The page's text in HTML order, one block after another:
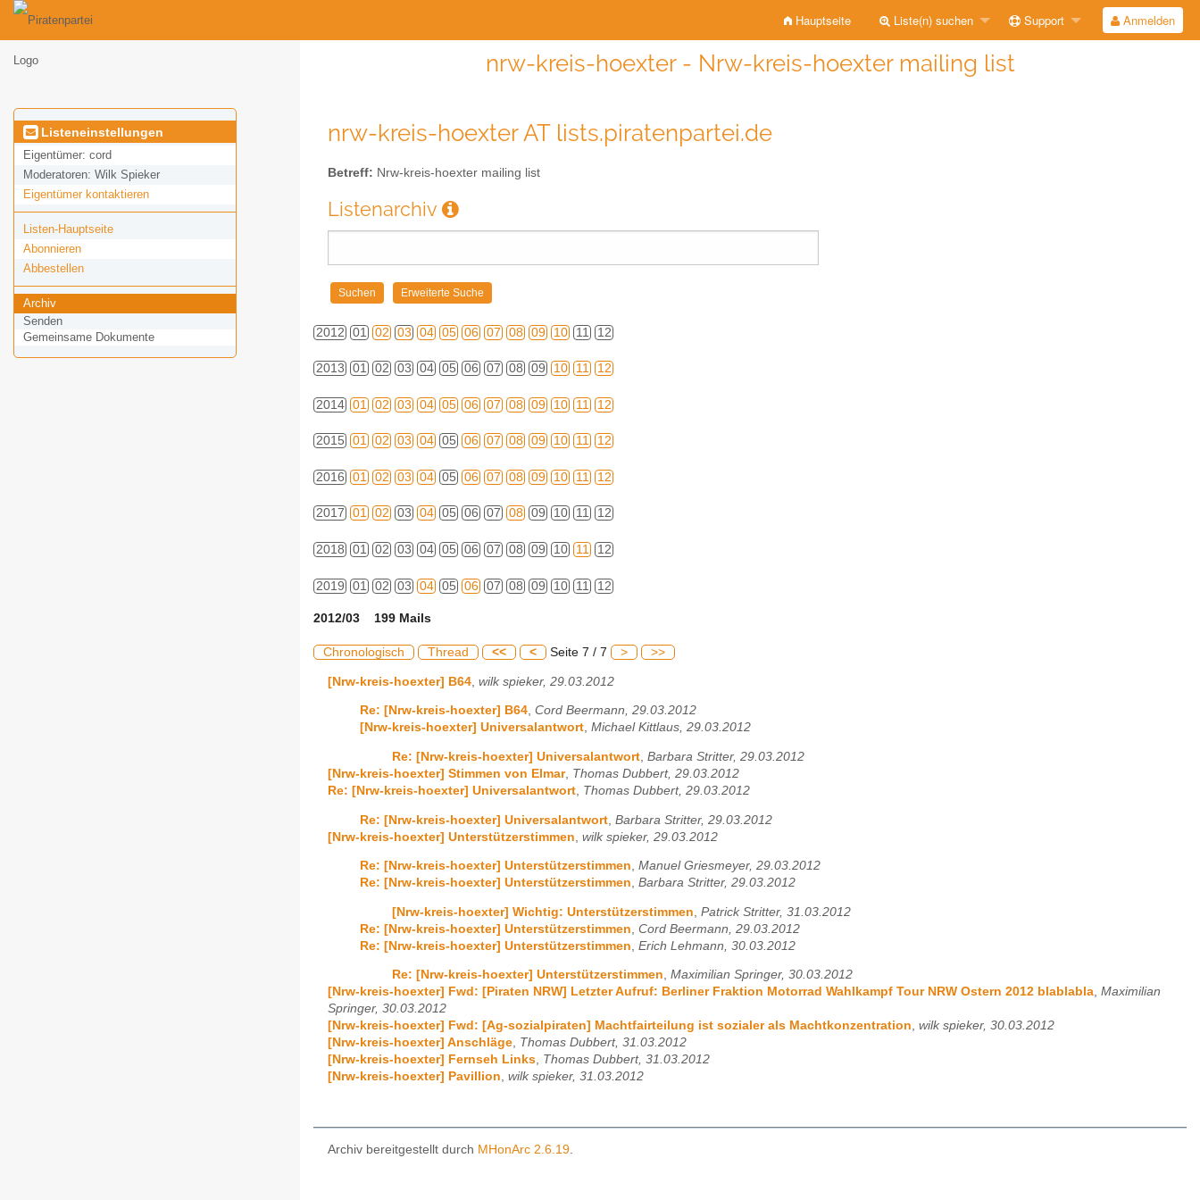
Hauptseite Liste(n) suchen Support Anmelden
nrw-kreis-hoexter - Nrw-kreis-hoexter mailing list
Listeneinstellungen
Eigentümer: cord
Moderatoren: Wilk Spieker
Eigentümer kontaktieren
Listen-Hauptseite
Abonnieren
Abbestellen
Archiv
Senden
Gemeinsame Dokumente
nrw-kreis-hoexter AT lists.piratenpartei.de
Betreff: Nrw-kreis-hoexter mailing list
Listenarchiv
2012 01 02 03 04 05 06 07 08 09 10 11 12
2013 01 02 03 04 05 06 07 08 09 10 11 12
2014 01 02 03 04 05 06 07 08 09 10 11 12
2015 01 02 03 04 05 06 07 08 09 10 11 12
2016 01 02 03 04 05 06 07 08 09 10 11 12
2017 01 02 03 04 05 06 07 08 09 10 11 12
2018 01 02 03 04 05 06 07 08 09 10 11 12
2019 01 02 03 04 05 06 07 08 09 10 11 12
2012/03 199 Mails
Chronologisch Thread << < Seite 7 / 7 > >>
[Nrw-kreis-hoexter] B64 wilk spieker, 29.03.2012
Re: [Nrw-kreis-hoexter] B64, Cord Beermann, 29.03.2012
[Nrw-kreis-hoexter] Universalantwort, Michael Kittlaus, 29.03.2012
Re: [Nrw-kreis-hoexter] Universalantwort, Barbara Stritter, 29.03.2012
[Nrw-kreis-hoexter] Stimmen von Elmar, Thomas Dubbert, 29.03.2012
Re: [Nrw-kreis-hoexter] Universalantwort, Thomas Dubbert, 29.03.2012
Re: [Nrw-kreis-hoexter] Universalantwort Barbara Stritter, 29.03.2012
[Nrw-kreis-hoexter] Unterstützerstimmen wilk spieker, 29.03.2012
Re: [Nrw-kreis-hoexter] Unterstützerstimmen, Manuel Griesmeyer, 29.03.2012
Re: [Nrw-kreis-hoexter] Unterstützerstimmen, Barbara Stritter, 29.03.2012
[Nrw-kreis-hoexter] Wichtig: Unterstützerstimmen Patrick Stritter, 31.03.2012
Re: [Nrw-kreis-hoexter] Unterstützerstimmen Cord Beermann, 29.03.2012
Re: [Nrw-kreis-hoexter] Unterstützerstimmen Erich Lehmann, 30.03.2012
Re: [Nrw-kreis-hoexter] Unterstützerstimmen, Maximilian Springer, 30.03.2012
[Nrw-kreis-hoexter] Fwd: [Piraten NRW] Letzter Aufruf: Berliner Fraktion Motorrad Wahlkampf Tour NRW Ostern 2012 blablabla, Maximilian
Springer, 30.03.2012
[Nrw-kreis-hoexter] Fwd: [Ag-sozialpiraten] Machtfairteilung ist sozialer als Machtkonzentration, wilk spieker, 30.03.2012
[Nrw-kreis-hoexter] Anschläge, Thomas Dubbert, 31.03.2012
[Nrw-kreis-hoexter] Fernseh Links, Thomas Dubbert, 31.03.2012
[Nrw-kreis-hoexter] Pavillion, wilk spieker, 31.03.2012
Archiv bereitgestellt durch MHonArc 2.6.19.